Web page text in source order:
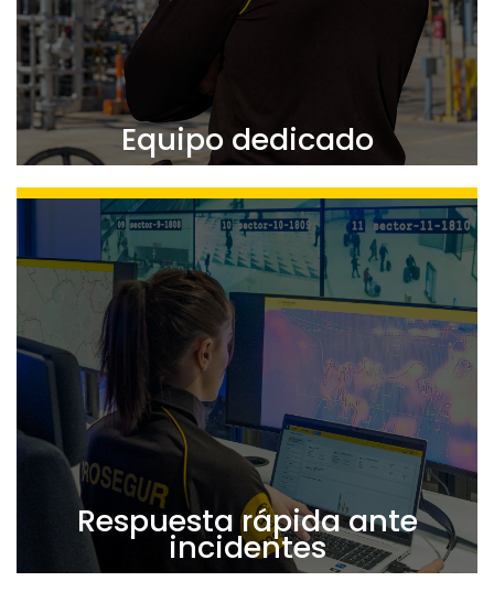
Equipo dedicado
experimentado, distribuido en varias regiones, pero
coordinado como una sola unidad.​
Esto asegura una entrega de servicios consistente y
un único punto de contacto para todos los asuntos
de cliente.
Respuesta rápida ante
incidentes